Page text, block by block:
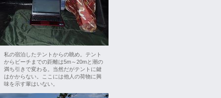
私の宿泊したテントからの眺め。テント
からビーチまでの距離は5m～20mと潮の
満ち引きで変わる。当然だがテントに鍵
はかからない。ここには他人の荷物に興
味を示す輩はいない。